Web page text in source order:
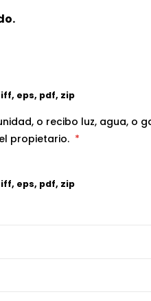
eps, pdf, zip
o recibo luz, agua, o
propietario.
eps, pdf, zip